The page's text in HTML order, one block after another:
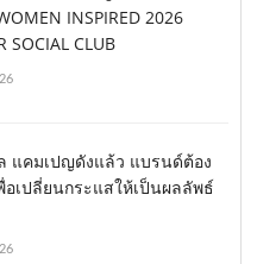
INSPIRED 2026
SOCIAL CLUB
แคมเปญดังแล้ว แบรนด์ต้อง
อเปลี่ยนกระแสให้เป็นผลลัพธ์